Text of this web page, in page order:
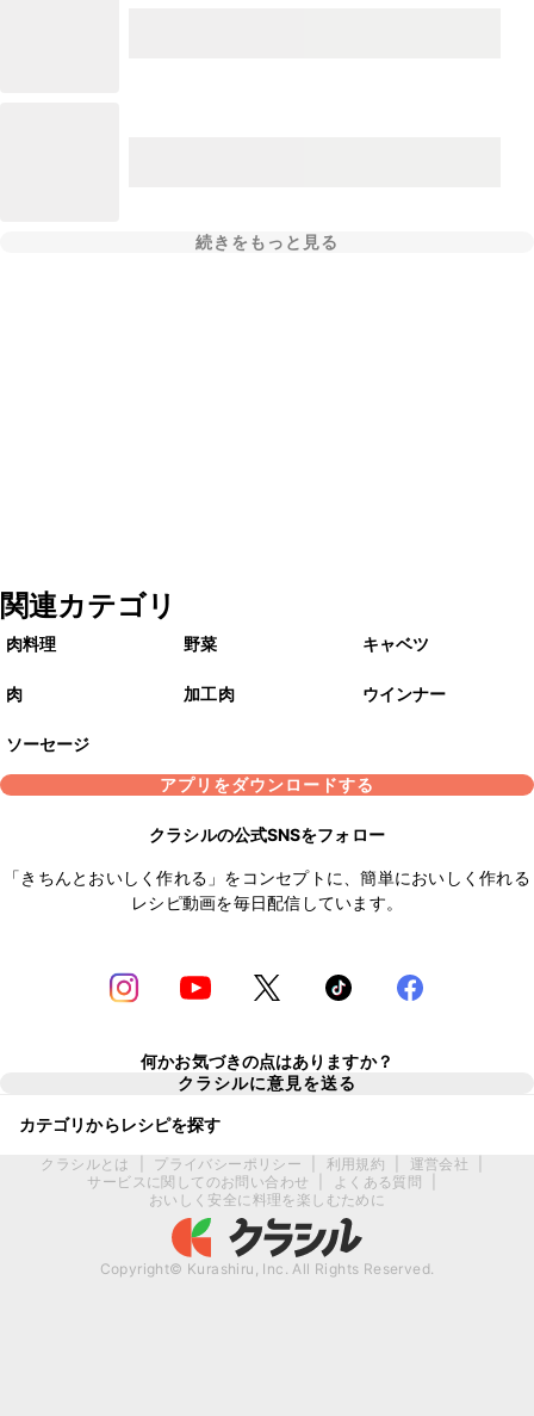
続きをもっと見る
関連カテゴリ
肉料理 野菜 キャベツ
肉 加工肉 ウインナー
ソーセージ
アプリをダウンロードする
クラシルの公式SNSをフォロー
「きちんとおいしく作れる」をコンセプトに、簡単においしく作れる
レシピ動画を毎日配信しています。
何かお気づきの点はありますか？
クラシルに意見を送る
カテゴリからレシピを探す
クラシルとは プライバシーポリシー 利用規約 運営会社
サービスに関してのお問い合わせ
よくある質問
おいしく安全に料理を楽しむために
Copyright© Kurashiru, Inc. All Rights Reserved.